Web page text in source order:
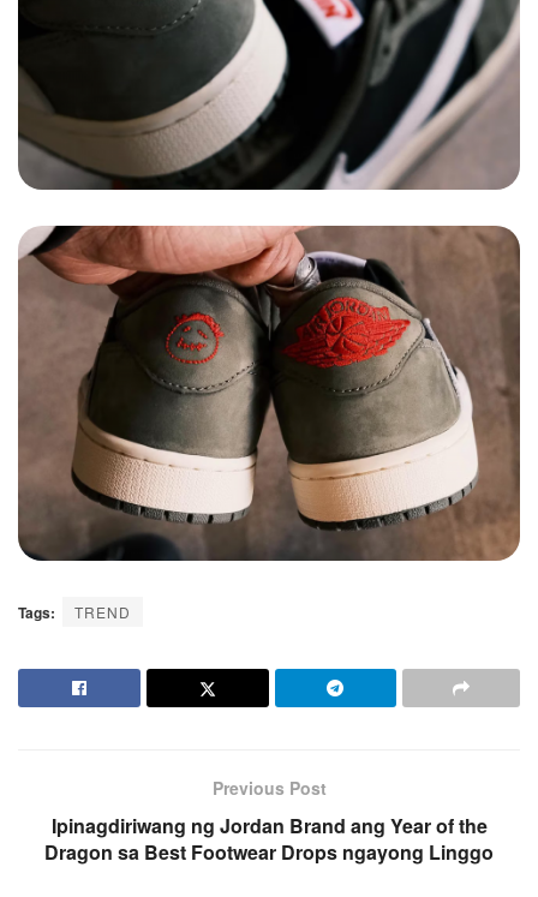
Tags: TREND
Previous Post
Ipinagdiriwang ng Jordan Brand ang Year of the
Dragon sa Best Footwear Drops ngayong Linggo